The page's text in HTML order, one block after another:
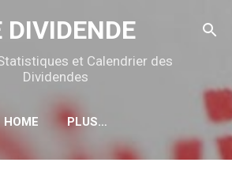
au contenu principal
DIVIDENDE
et Calendrier des
Dividendes
HOME PLUS…
DÉTACHEMENTS